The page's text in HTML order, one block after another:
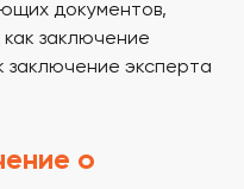
документов,
заключение
заключение эксперта
о